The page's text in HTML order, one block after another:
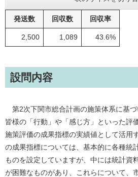
発送数 回収数 回収率
2,500 1,089 43.6%
設問内容
第2次下関市総合計画の施策体系に基
皆様の「行動」や「感じ方」といった評
施策評価の成果指標の実績値として活
の成果指標については、基本的に各種統
ものを設定していますが、中には統計資
が困難なものがあり、これらについて、